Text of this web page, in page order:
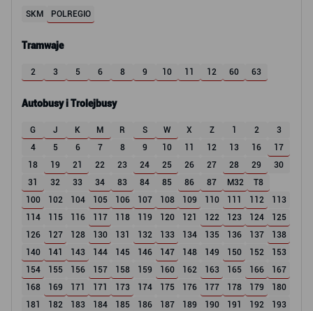
SKM POLREGIO
Tramwaje
2 3 5 6 8 9 10 11 12 60 63
Autobusy i Trolejbusy
G J K M R S W X Z 1 2
3
4
5 6 7 8 9 10 11 12 13 16
17
18
19 21 22 23 24 25 26 27 28 29
30
31
32 33 34 83 84 85 86 87 M32
T8
100
102 104 105 106 107 108 109 110 111 112
113
114
115 116 117 118 119 120 121 122 123 124
125
126
127 128 130 131 132 133 134 135 136 137
138
140
141 143 144 145 146 147 148 149 150 152
153
154
155 156 157 158 159 160 162 163 165 166
167
168
169 171 171 173 174 175 176 177 178 179
180
181
182 183 184 185 186 187 189 190 191 192
193